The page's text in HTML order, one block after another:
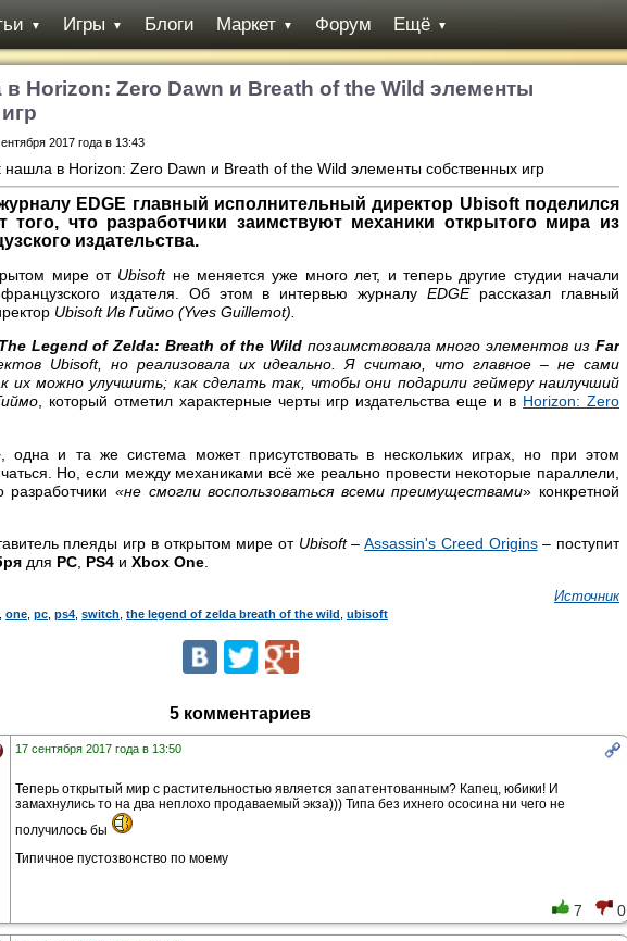
▼ Игры ▼ Блоги Маркет ▼ Форум Ещё ▼
Horizon: Zero Dawn и Breath of the Wild элементы
2017 года в 13:43
EDGE главный исполнительный директор Ubisoft поделился
того, что разработчики заимствуют механики открытого мира из
издательства.
мире от Ubisoft не меняется уже много лет, и теперь другие студии начали
издателя. Об этом в интервью журналуEDGEрассказал главный
Ubisoft Ив Гиймо (Yves Guillemot).
Legend of Zelda: Breath of the Wild позаимствовала много элементов изFar
Ubisoft, но реализовала их идеально. Я считаю, что главное – не сами
их можно улучшить; как сделать так, чтобы они подарили геймеру наилучший
, который отметил характерные черты игр издательства еще и в Horizon: Zero
, одна и та же система может присутствовать в нескольких играх, но при этом
Но, если между механиками всё же реально провести некоторые параллели,
разработчики «не смогли воспользоваться всеми преимуществами» конкретной
плеяды игр в открытом мире от Ubisoft–Assassin's Creed Origins– поступит
для PC PS4 и Xbox One
Источник
one pc ps4 switch the legend of zelda breath of the wild ubisoft
5 комментариев
17 сентября 2017 года в 13:50
Теперь открытый мир с растительностью является запатентованным? Капец, юбики! И
замахнулись то на два неплохо продаваемый экза))) Типа без ихнего ососина ни чего не
получилось бы
Типичное пустозвонство по моему
7 0